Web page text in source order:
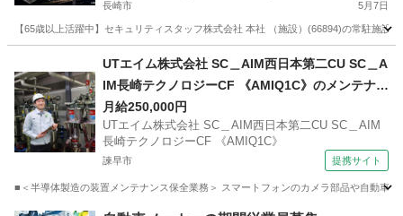
長崎市 5月7日
【65歳以上活躍中】セキュリティスタッフ株式会社 本社 （施設）(66894)の常駐施
警備員 業務
UTエイム株式会社 SC＿AIM西日本第二CU SC＿A
IM長崎テクノロジーCF 《AMIQ1C》のメンテナン
ス保全・保守 【学歴不問】
月給250,000円
UTエイム株式会社 SC＿AIM西日本第二CU SC＿AIM
長崎テクノロジーCF 《AMIQ1C》
諫早市 提携サイト
■＜半導体製造の装置メンテナンス保全業務＞ スマートフォンのカメラ部品や自動車